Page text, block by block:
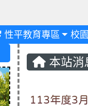
重新取得佈景設定
性平教育專區 校
本站消
113年度3